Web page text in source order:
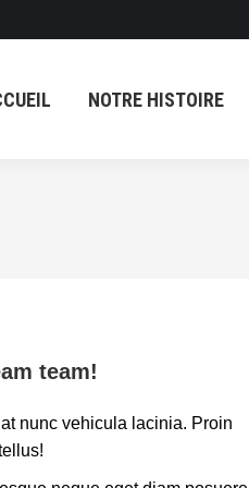
NOTRE HISTOIRE
team!
nunc vehicula lacinia. Proin
NOTRE HISTOIRE